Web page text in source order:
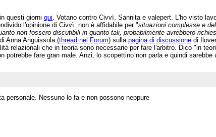
questi giorniqui . Votano contro Civvì, Sannita e valepert. L'ho visto
l'opinione di Civvì: non è affidabile per "situazioni complesse e
non fossero discutibili in quanto tali, probabilmente avrebbero
Anna Anguissola (thread nel Forum) sullapagina di discussione di
relazionali che in teoria sono necessarie per fare l'arbitro. Dico "in
potrebbe fare gran male. Anzi, lo scopettino non parla e quindi
personale. Nessuno lo fa e non possono neppure